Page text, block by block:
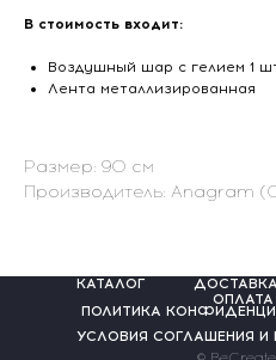
В стоимость входит:
Воздушный шар с гелием 1
Лента металлизированная
Размер: 90 см
Производитель: Anagram
КАТАЛОГ
ОПЛАТА
ПОЛИТИКА
УСЛОВИЯ СОГЛАШЕНИЯ